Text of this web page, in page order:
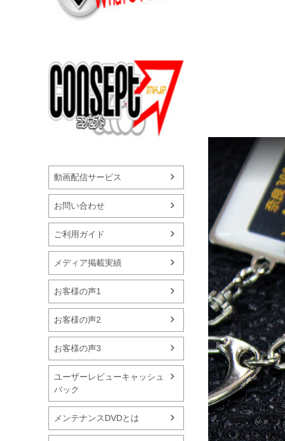
動画配信サービス
お問い合わせ
ご利用ガイド
メディア掲載実績
お客様の声1
お客様の声2
お客様の声3
ユーザーレビューキャッシュ
バック
メンテナンスDVDとは